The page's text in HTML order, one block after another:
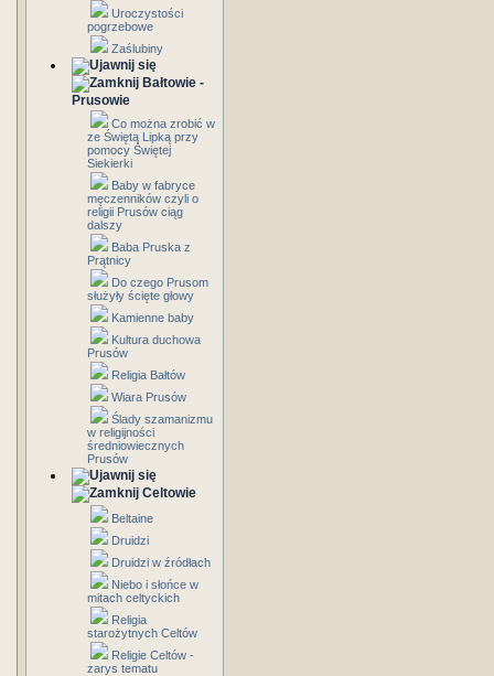
Uroczystości
pogrzebowe
Zaślubiny
Bałtowie -
Prusowie
Co można zrobić w
ze Świętą Lipką przy
pomocy Świętej
Siekierki
Baby w fabryce
męczenników czyli o
religii Prusów ciąg
dalszy
Baba Pruska z
Prątnicy
Do czego Prusom
służyły ścięte głowy
Kamienne baby
Kultura duchowa
Prusów
Religia Bałtów
Wiara Prusów
Ślady szamanizmu
w religijności
średniowiecznych
Prusów
Celtowie
Beltaine
Druidzi
Druidzi w źródłach
Niebo i słońce w
mitach celtyckich
Religia
starożytnych Celtów
Religie Celtów -
zarys tematu